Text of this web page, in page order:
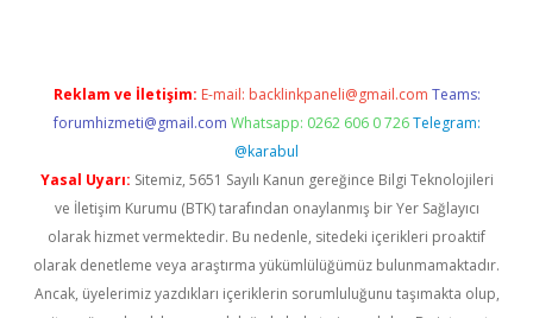
Reklam ve İletişim: E-mail: backlinkpaneli@gmail.com Teams:
forumhizmeti@gmail.com Whatsapp: 0262 606 0 726 Telegram:
@karabul
Yasal Uyarı: Sitemiz, 5651 Sayılı Kanun gereğince Bilgi Teknolojileri
ve İletişim Kurumu (BTK) tarafından onaylanmış bir Yer Sağlayıcı
olarak hizmet vermektedir. Bu nedenle, sitedeki içerikleri proaktif
olarak denetleme veya araştırma yükümlülüğümüz bulunmamaktadır.
Ancak, üyelerimiz yazdıkları içeriklerin sorumluluğunu taşımakta olup,